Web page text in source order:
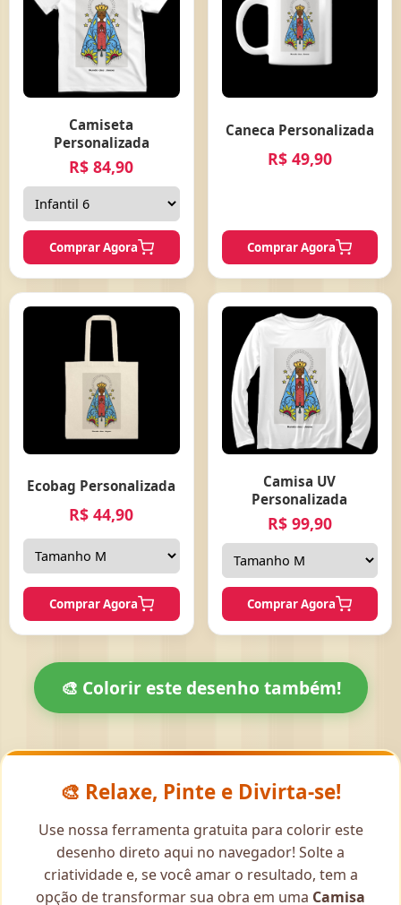
Camiseta
Personalizada
R$ 84,90
Comprar Agora
Caneca Personalizada
R$ 49,90
Comprar Agora
Ecobag Personalizada
R$ 44,90
Comprar Agora
Camisa UV
Personalizada
R$ 99,90
Comprar Agora
🎨 Colorir este desenho também!
🎨 Relaxe, Pinte e Divirta-se!
Use nossa ferramenta gratuita para colorir este
desenho direto aqui no navegador! Solte a
criatividade e, se você amar o resultado, tem a
opção de transformar sua obra em uma Camisa